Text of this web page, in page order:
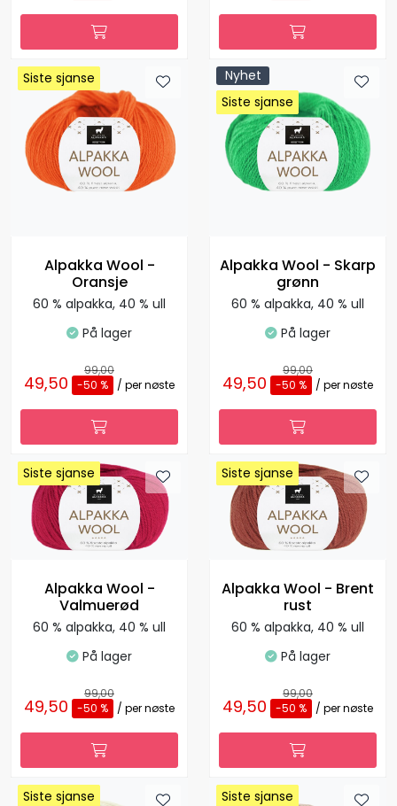
Siste sjanse
Siste sjanse
Siste sjanse
Siste sjanse
Alpakka Wool -
Oransje
60 % alpakka, 40 % ull
På lager
99,00
49,50 -50 % / per nøste
Nyhet
Siste sjanse
Siste sjanse
Siste sjanse
Siste sjanse
Alpakka Wool - Skarp
grønn
60 % alpakka, 40 % ull
På lager
99,00
49,50 -50 % / per nøste
Siste sjanse
Siste sjanse
Siste sjanse
Siste sjanse
Alpakka Wool -
Valmuerød
60 % alpakka, 40 % ull
På lager
99,00
49,50 -50 % / per nøste
Siste sjanse
Siste sjanse
Siste sjanse
Siste sjanse
Alpakka Wool - Brent
rust
60 % alpakka, 40 % ull
På lager
99,00
49,50 -50 % / per nøste
Siste sjanse
Siste sjanse
Siste sjanse
Siste sjanse Siste sjanse
Siste sjanse
Siste sjanse
Siste sjanse